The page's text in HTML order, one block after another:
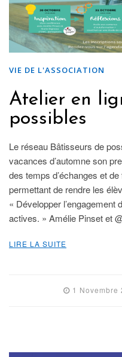
VIE DE L'ASSOCIATION
Atelier en
possibles
Le réseau Bâtisseurs de
vacances d’automne son
des temps d’échanges et
permettant de rendre les
« Développer
actives. » Amélie Pinset et
LIRE LA SUITE
1 Novembre